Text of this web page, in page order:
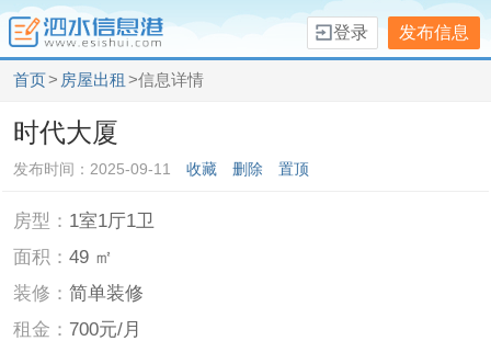
发布信息
登录
首页> 房屋出租 >信息详情
时代大厦
发布时间：2025-09-11 收藏 删除 置顶
房型： 1室1厅1卫
面积：49 ㎡
装修：简单装修
租金： 700元/月